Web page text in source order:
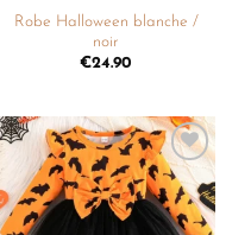
Robe Halloween blanche /
noir
€24.90
Ajouter
à la
liste de
souhaits